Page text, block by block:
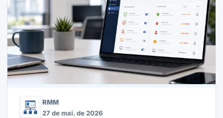
RMM
27 de mai. de 2026